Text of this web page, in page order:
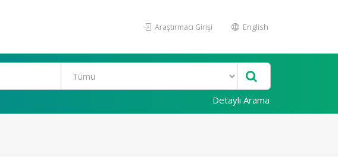
Araştırmacı Girişi English
Detaylı Arama